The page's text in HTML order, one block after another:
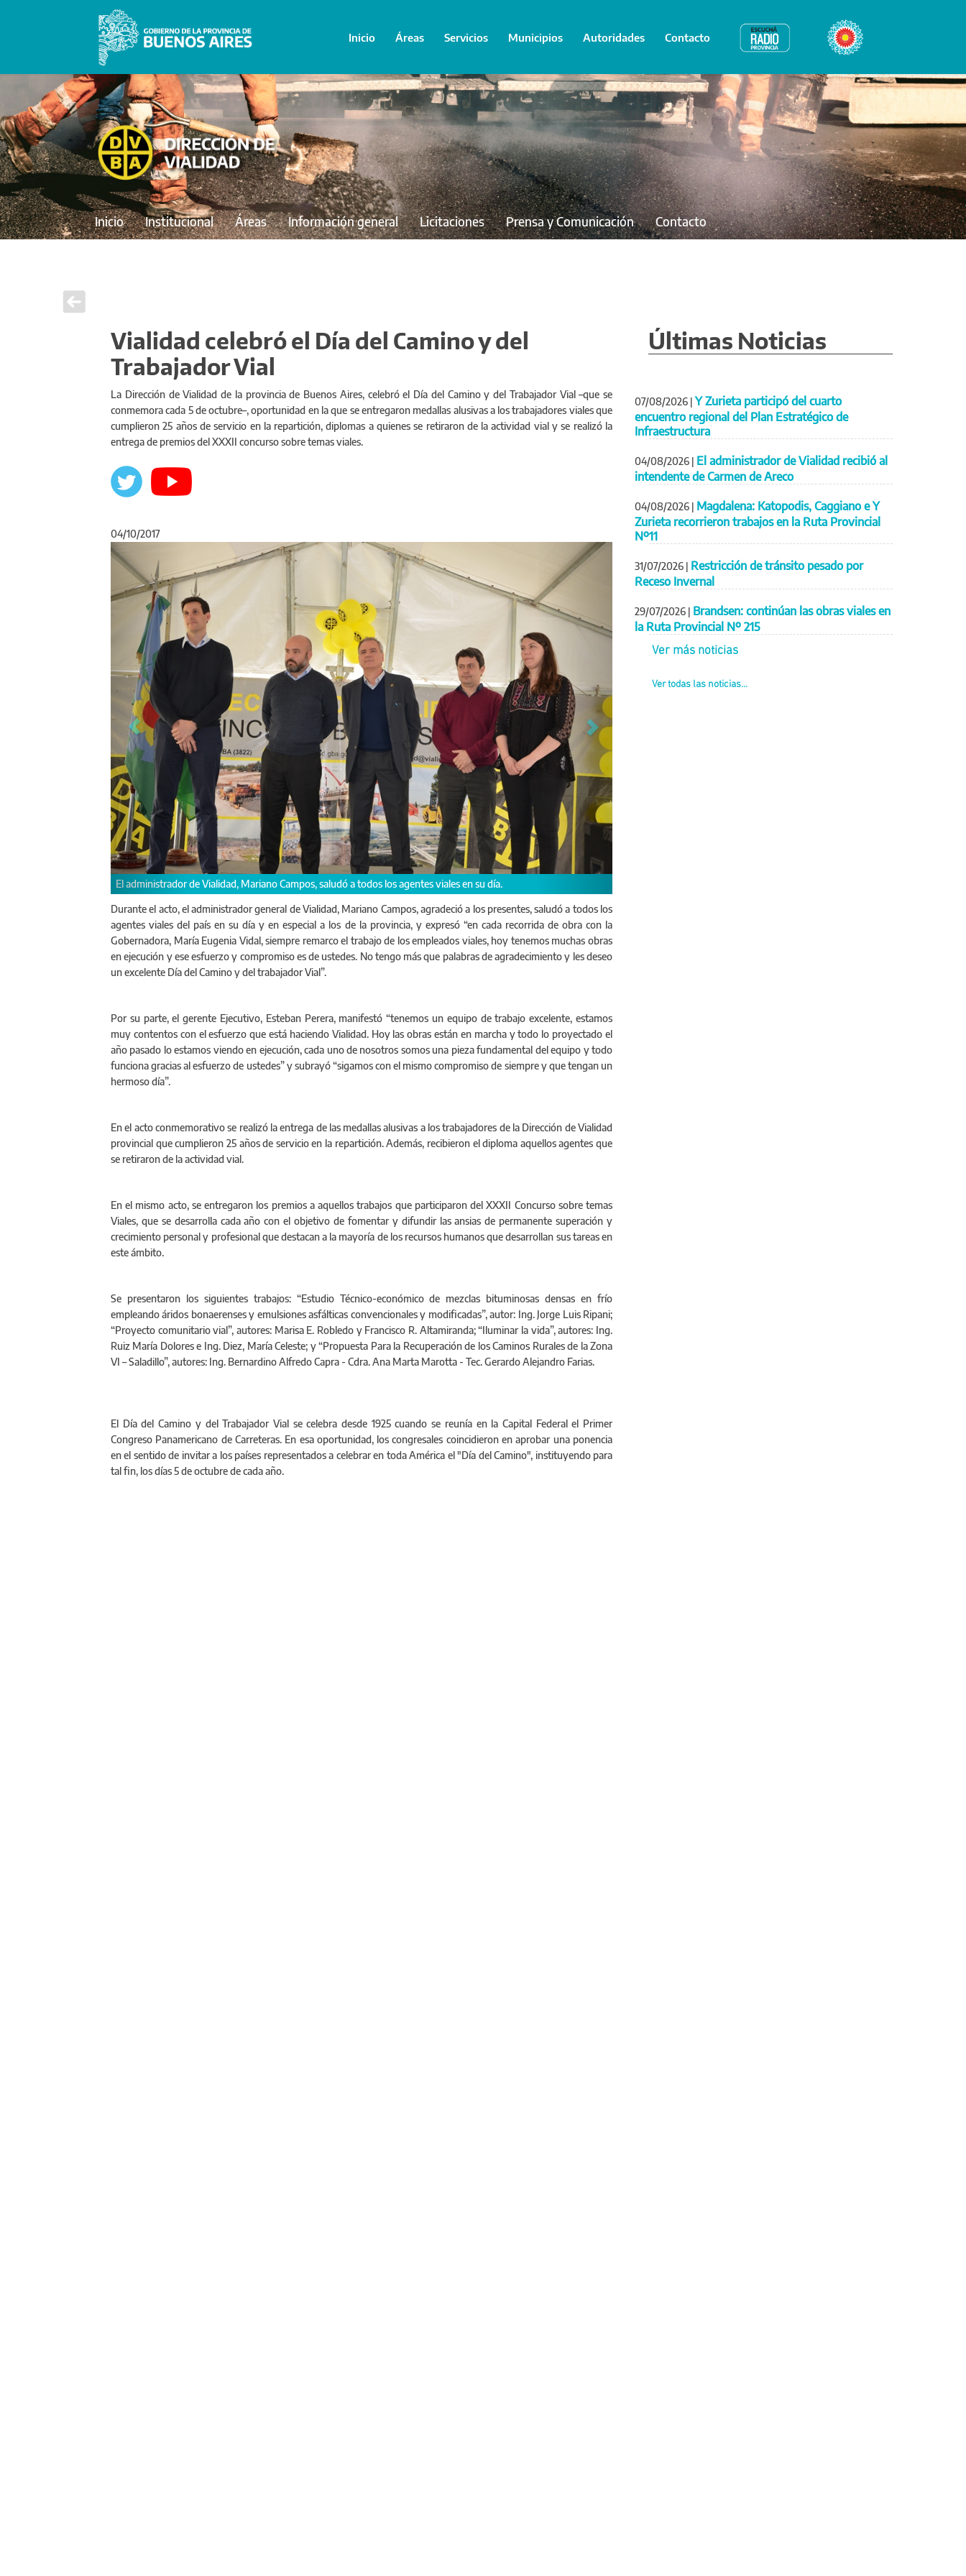
Inicio Áreas Servicios Municipios Autoridades Contacto Radio Provincia Bicentenario
Inicio Institucional Áreas Información general Licitaciones Prensa y Comunicación Contacto
Vialidad celebró el Día del Camino y del
Trabajador Vial
La Dirección de Vialidad de la provincia de Buenos Aires, celebró el Día del Camino y del Trabajador Vial –que se
conmemora cada 5 de octubre–, oportunidad en la que se entregaron medallas alusivas a los trabajadores viales que
cumplieron 25 años de servicio en la repartición, diplomas a quienes se retiraron de la actividad vial y se realizó la
entrega de premios del XXXII concurso sobre temas viales.
04/10/2017
El gerente Ejecutivo de Vialidad, Esteban Perera, agradeció el esfuerzo y compromiso de trabajo de todo el
Siguiente
Durante el acto, el administrador general de Vialidad, Mariano Campos, agradeció a los presentes, saludó a todos los
agentes viales del país en su día y en especial a los de la provincia, y expresó “en cada recorrida de obra con la
Gobernadora, María Eugenia Vidal, siempre remarco el trabajo de los empleados viales, hoy tenemos muchas obras
en ejecución y ese esfuerzo y compromiso es de ustedes. No tengo más que palabras de agradecimiento y les deseo
un excelente Día del Camino y del trabajador Vial”.
Por su parte, el gerente Ejecutivo, Esteban Perera, manifestó “tenemos un equipo de trabajo excelente, estamos
muy contentos con el esfuerzo que está haciendo Vialidad. Hoy las obras están en marcha y todo lo proyectado el
año pasado lo estamos viendo en ejecución, cada uno de nosotros somos una pieza fundamental del equipo y todo
funciona gracias al esfuerzo de ustedes” y subrayó “sigamos con el mismo compromiso de siempre y que tengan un
hermoso día”.
En el acto conmemorativo se realizó la entrega de las medallas alusivas a los trabajadores de la Dirección de Vialidad
provincial que cumplieron 25 años de servicio en la repartición. Además, recibieron el diploma aquellos agentes que
se retiraron de la actividad vial.
En el mismo acto, se entregaron los premios a aquellos trabajos que participaron del XXXII Concurso sobre temas
Viales, que se desarrolla cada año con el objetivo de fomentar y difundir las ansias de permanente superación y
crecimiento personal y profesional que destacan a la mayoría de los recursos humanos que desarrollan sus tareas en
este ámbito.
Se presentaron los siguientes trabajos: “Estudio Técnico-económico de mezclas bituminosas densas en frío
empleando áridos bonaerenses y emulsiones asfálticas convencionales y modificadas”, autor: Ing. Jorge Luis Ripani;
“Proyecto comunitario vial”, autores: Marisa E. Robledo y Francisco R. Altamiranda; “Iluminar la vida”, autores: Ing.
Ruiz María Dolores e Ing. Diez, María Celeste; y “Propuesta Para la Recuperación de los Caminos Rurales de la Zona
VI – Saladillo”, autores: Ing. Bernardino Alfredo Capra - Cdra. Ana Marta Marotta - Tec. Gerardo Alejandro Farias.
El Día del Camino y del Trabajador Vial se celebra desde 1925 cuando se reunía en la Capital Federal el Primer
Congreso Panamericano de Carreteras. En esa oportunidad, los congresales coincidieron en aprobar una ponencia
en el sentido de invitar a los países representados a celebrar en toda América el "Día del Camino", instituyendo para
tal fin, los días 5 de octubre de cada año.
Últimas Noticias
07/08/2026 | Y Zurieta participó del cuarto
encuentro regional del Plan Estratégico de
Infraestructura
04/08/2026 | El administrador de Vialidad recibió al
intendente de Carmen de Areco
04/08/2026 | Magdalena: Katopodis, Caggiano e Y
Zurieta recorrieron trabajos en la Ruta Provincial
Nº11
31/07/2026 | Restricción de tránsito pesado por
Receso Invernal
29/07/2026 | Brandsen: continúan las obras viales en
la Ruta Provincial Nº 215
Ver más noticias
Ver todas las noticias...